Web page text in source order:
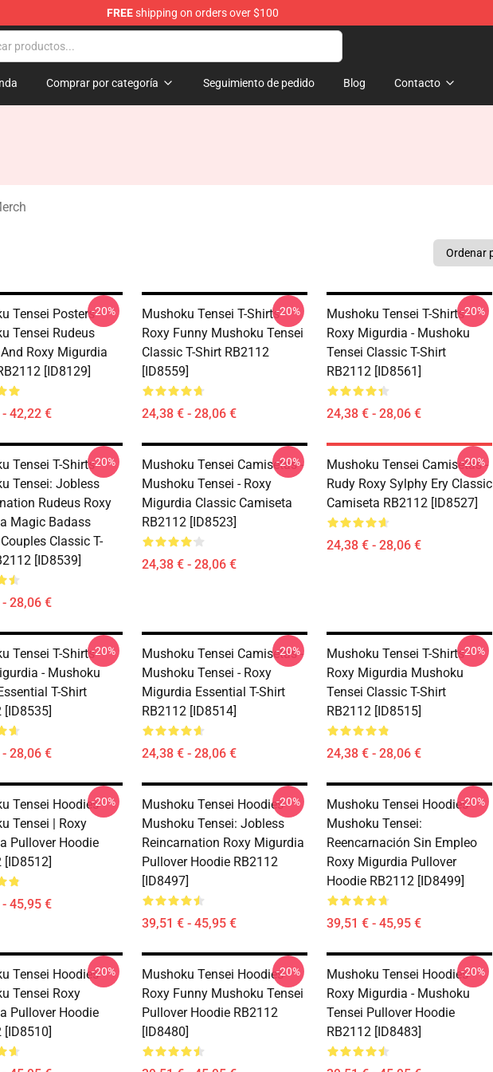
FREEshipping on orders over $100
Shop
Comprar por categoría Seguimiento de pedido Blog Contacto
Tensei Posters -
Tensei Rudeus
Roxy Migurdia
[ID8129]
42,22 €
-20%
Mushoku Tensei T-Shirts -
Roxy Funny Mushoku Tensei
Classic T-Shirt RB2112
[ID8559]
24,38 € - 28,06 €
-20%
Mushoku Tensei T-Shirts -
Roxy Migurdia - Mushoku
Tensei Classic T-Shirt
RB2112 [ID8561]
24,38 € - 28,06 €
-20%
Tensei T-Shirts -
Tensei: Jobless
Rudeus Roxy
Magic Badass
Classic T-
[ID8539]
28,06 €
-20%
Mushoku Tensei Camisetas -
Mushoku Tensei - Roxy
Migurdia Classic Camiseta
RB2112 [ID8523]
24,38 € - 28,06 €
-20%
Mushoku Tensei Camisetas -
Rudy Roxy Sylphy Ery Classic
Camiseta RB2112 [ID8527]
24,38 € - 28,06 €
-20%
Tensei T-Shirts -
- Mushoku
T-Shirt
[ID8535]
28,06 €
-20%
Mushoku Tensei Camisetas -
Mushoku Tensei - Roxy
Migurdia Essential T-Shirt
RB2112 [ID8514]
24,38 € - 28,06 €
-20%
Mushoku Tensei T-Shirts -
Roxy Migurdia Mushoku
Tensei Classic T-Shirt
RB2112 [ID8515]
24,38 € - 28,06 €
-20%
Tensei Hoodies -
Tensei | Roxy
Pullover Hoodie
[ID8512]
45,95 €
-20%
Mushoku Tensei Hoodies -
Mushoku Tensei: Jobless
Reincarnation Roxy Migurdia
Pullover Hoodie RB2112
[ID8497]
39,51 € - 45,95 €
-20%
Mushoku Tensei Hoodies -
Mushoku Tensei:
Reencarnación Sin Empleo
Roxy Migurdia Pullover
Hoodie RB2112 [ID8499]
39,51 € - 45,95 €
-20%
Tensei Hoodies -
Tensei Roxy
Pullover Hoodie
[ID8510]
-20%
Mushoku Tensei Hoodies -
Roxy Funny Mushoku Tensei
Pullover Hoodie RB2112
[ID8480]
-20%
Mushoku Tensei Hoodies -
Roxy Migurdia - Mushoku
Tensei Pullover Hoodie
RB2112 [ID8483]
-20%